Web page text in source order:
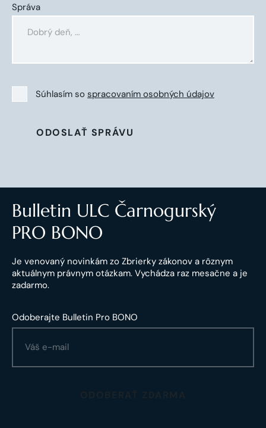
Správa
Súhlasím so spracovaním osobných údajov
ODOSLAŤ SPRÁVU
Bulletin ULC Čarnogurský
PRO BONO
Je venovaný novinkám zo Zbrierky zákonov a rôznym
aktuálnym právnym otázkam. Vychádza raz mesačne a je
zadarmo.
Odoberajte Bulletin Pro BONO